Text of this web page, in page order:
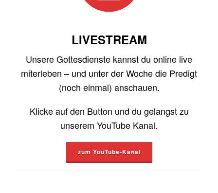
LIVESTREAM
Unsere Gottesdienste kannst du online live
miterleben – und unter der Woche die Predigt
(noch einmal) anschauen.
Klicke auf den Button und du gelangst zu
unserem YouTube Kanal.
zum YouTube-Kanal